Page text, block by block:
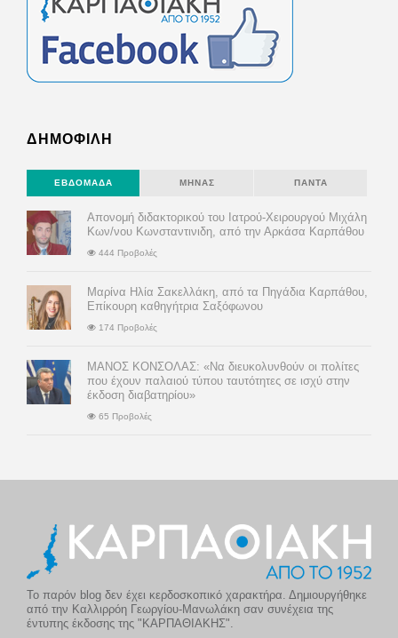
ΔΗΜΟΦΙΛΗ
ΕΒΔΟΜΆΔΑ ΜΉΝΑΣ ΠΆΝΤΑ
Απονομή διδακτορικού του Ιατρού-Χειρουργού Μιχάλη
Κων/νου Κωνσταντινιδη, από την Αρκάσα Καρπάθου
444 Προβολές
Μαρίνα Ηλία Σακελλάκη, από τα Πηγάδια Καρπάθου,
Επίκουρη καθηγήτρια Σαξόφωνου
174 Προβολές
ΜΑΝΟΣ ΚΟΝΣΟΛΑΣ: «Να διευκολυνθούν οι πολίτες
που έχουν παλαιού τύπου ταυτότητες σε ισχύ στην
έκδοση διαβατηρίου»
65 Προβολές
Το παρόν blog δεν έχει κερδοσκοπικό χαρακτήρα. Δημιουργήθηκε
από την Καλλιρρόη Γεωργίου-Μανωλάκη σαν συνέχεια της
έντυπης έκδοσης της "ΚΑΡΠΑΘΙΑΚΗΣ".